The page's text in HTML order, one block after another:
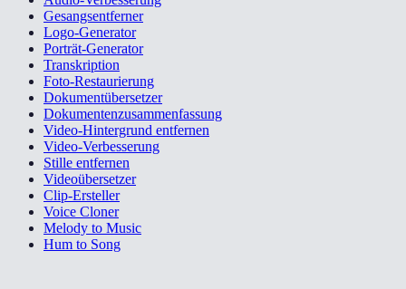
Gesangsentferner
Logo-Generator
Porträt-Generator
Transkription
Foto-Restaurierung
Dokumentübersetzer
Dokumentenzusammenfassung
Video-Hintergrund entfernen
Video-Verbesserung
Stille entfernen
Videoübersetzer
Clip-Ersteller
Voice Cloner
Melody to Music
Hum to Song